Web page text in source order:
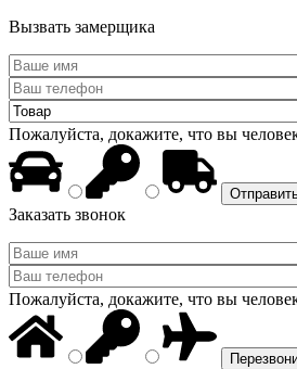
Вызвать замерщика
Пожалуйста, докажите, что вы
Заказать звонок
Пожалуйста, докажите, что вы